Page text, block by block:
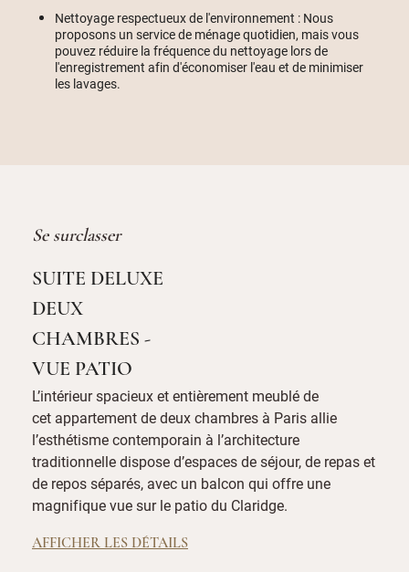
Nettoyage respectueux de l'environnement : Nous
proposons un service de ménage quotidien, mais vous
pouvez réduire la fréquence du nettoyage lors de
l'enregistrement afin d'économiser l'eau et de minimiser
les lavages.
Se surclasser
SUITE DELUXE
DEUX
CHAMBRES -
VUE PATIO
L’intérieur spacieux et entièrement meublé de
cet appartement de deux chambres à Paris allie
l’esthétisme contemporain à l’architecture
traditionnelle dispose d’espaces de séjour, de repas et
de repos séparés, avec un balcon qui offre une
magnifique vue sur le patio du Claridge.
AFFICHER LES DÉTAILS